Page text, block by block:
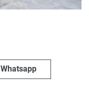
Whatsapp